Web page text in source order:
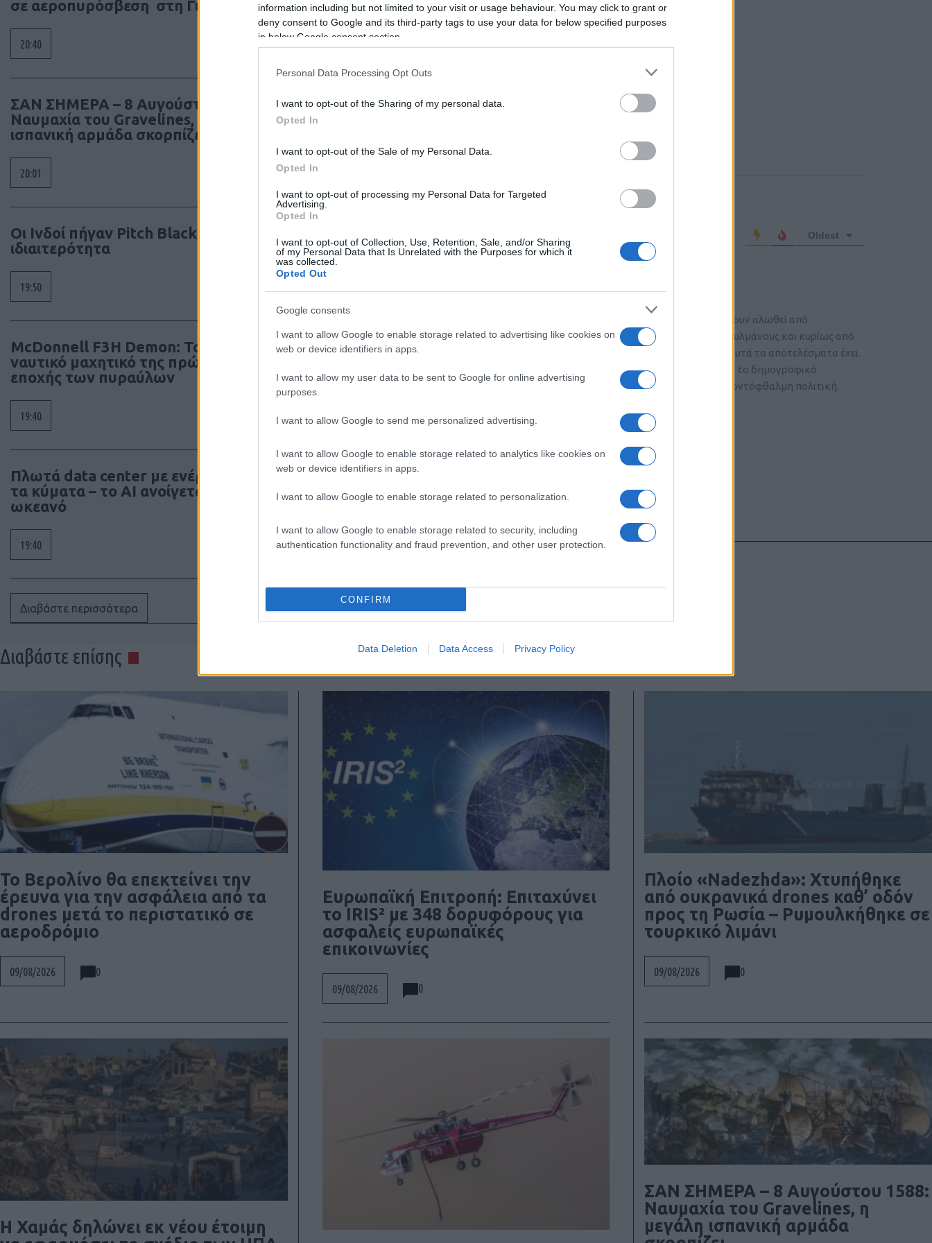
information including but not limited to your visit or usage behaviour. You may click to grant or
deny consent to Google and its third-party tags to use your data for below specified purposes
in below Google consent section.
Personal Data Processing Opt Outs
I want to opt-out of the Sharing of my personal data.
Opted In
I want to opt-out of the Sale of my Personal Data.
Opted In
I want to opt-out of processing my Personal Data for Targeted
Advertising.
Opted In
I want to opt-out of Collection, Use, Retention, Sale, and/or Sharing
of my Personal Data that Is Unrelated with the Purposes for which it
was collected.
Opted Out
Google consents
I want to allow Google to enable storage related to advertising like cookies on
web or device identifiers in apps.
I want to allow my user data to be sent to Google for online advertising
purposes.
I want to allow Google to send me personalized advertising.
I want to allow Google to enable storage related to analytics like cookies on
web or device identifiers in apps.
I want to allow Google to enable storage related to personalization.
I want to allow Google to enable storage related to security, including
authentication functionality and fraud prevention, and other user protection.
CONFIRM
Data Deletion Data Access Privacy Policy
σε αεροπυρόσβεση στη Γιούτα
20:40
ΣΑΝ ΣΗΜΕΡΑ – 8 Αυγούστου 1588:
Ναυμαχία του Gravelines, η μεγάλη
ισπανική αρμάδα σκορπίζει
20:01
Οι Ινδοί πήγαν Pitch Black 26 με μια
ιδιαιτερότητα
19:50
McDonnell F3H Demon: Το βαρύ
ναυτικό μαχητικό της πρώτης
εποχής των πυραύλων
19:40
Πλωτά data center με ενέργεια από
τα κύματα – το AI ανοίγεται στον
ωκεανό
19:40
Διαβάστε περισσότερα
Please login to comment
Oldest
Τα κέντρα αποφάσεων, πανεπιστήμια και ινστιτούτα των ευρωπαϊκών χωρών έχουν αλωθεί από
ακροαριστερούς και ισλαμιστές. Έχει πέσει πολύ χρήμα από τους αδελφούς μουσουλμάνους και κυρίως από
Κατάρ και Τουρκία. Η συσσώρευση μουσουλμανικών πληθυσμών στην Ευρώπη, αυτά τα αποτελέσματα έχει.
Πιστευουν όπως η Γαλλία του ’60 θα ενσωματωθούν οι μουσουλμάνοι και θα λύσει το δημογραφικό
πρόβλημα, και αυτό που θα πετύχουν είναι η άλωση της Ευρώπης από το ισλάμ. Κοντόφθαλμη πολιτική.
Διαβάστε επίσης
Το Βερολίνο θα επεκτείνει την
έρευνα για την ασφάλεια από τα
drones μετά το περιστατικό σε
αεροδρόμιο
09/08/2026 0
Ευρωπαϊκή Επιτροπή: Επιταχύνει
το IRIS² με 348 δορυφόρους για
ασφαλείς ευρωπαϊκές
επικοινωνίες
09/08/2026 0
Πλοίο «Nadezhda»: Χτυπήθηκε
από ουκρανικά drones καθ’ οδόν
προς τη Ρωσία – Ρυμουλκήθηκε σε
τουρκικό λιμάνι
09/08/2026 0
Η Χαμάς δηλώνει εκ νέου έτοιμη
ΣΑΝ ΣΗΜΕΡΑ – 8 Αυγούστου 1588:
Ναυμαχία του Gravelines, η
μεγάλη ισπανική αρμάδα